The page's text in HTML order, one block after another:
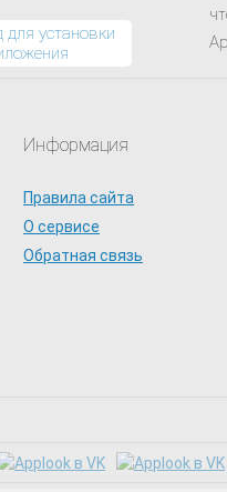
ПОДАРОК
Информация
Правила сайта
О сервисе
Обратная связь